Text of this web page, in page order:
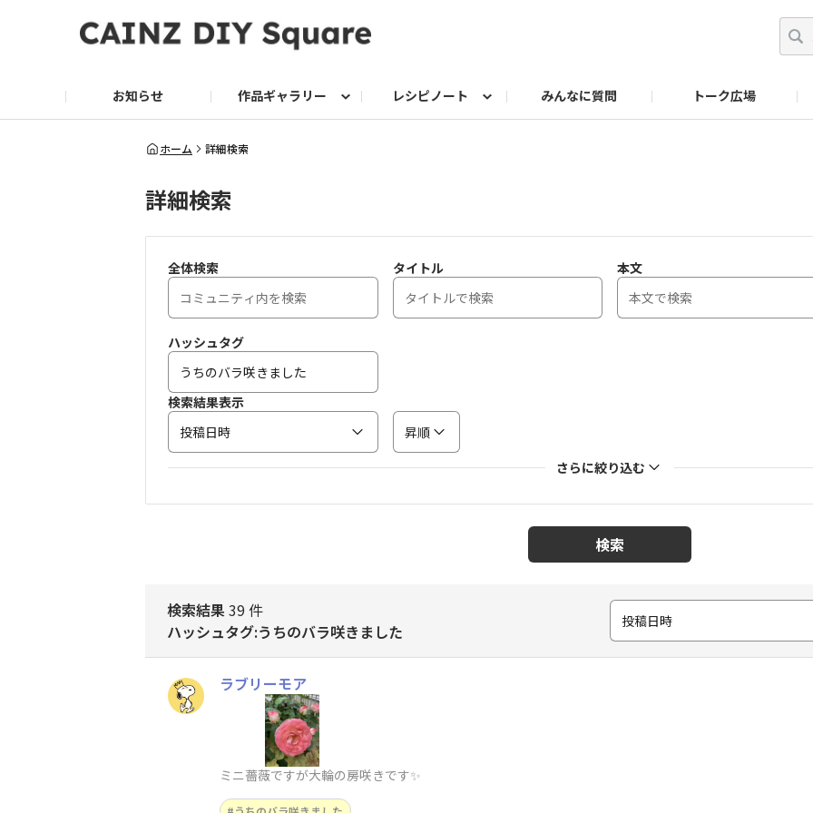
お知らせ 作品ギャラリー
グリーン
家庭菜園2026
レシピノート
DIY レシピ グリーン レシピ
みんなに質問 トーク広場
ドッグサークル
グリーン入荷情報
ホーム 詳細検索
詳細検索
全体検索 タイトル 本文
ハッシュタグ
検索結果表示
投稿日時
昇順
さらに絞り込む
検索
検索結果39 件
ハッシュタグ:うちのバラ咲きました
投稿日時
ラブリーモア
ミニ薔薇ですが大輪の房咲きです✨